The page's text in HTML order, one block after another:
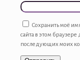
Сохранить моё
сайта в этом браузере
последующих моих